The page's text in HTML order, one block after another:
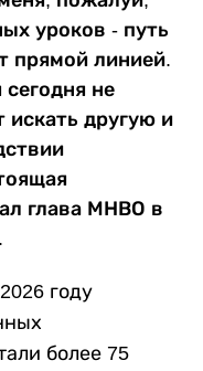
уроков - путь
прямой линией.
не
искать другую и
глава МНВО в
году
более 75